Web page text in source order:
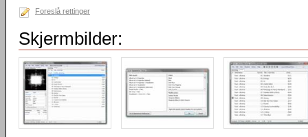
Foreslå rettinger
Skjermbilder: